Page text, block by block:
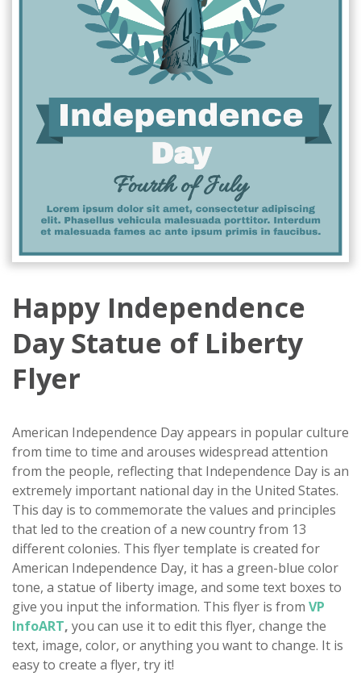
Happy Independence
Day Statue of Liberty
Flyer
American Independence Day appears in popular culture
from time to time and arouses widespread attention
from the people, reflecting that Independence Day is an
extremely important national day in the United States.
This day is to commemorate the values and principles
that led to the creation of a new country from 13
different colonies. This flyer template is created for
American Independence Day, it has a green-blue color
tone, a statue of liberty image, and some text boxes to
give you input the information. This flyer is from VP
InfoART, you can use it to edit this flyer, change the
text, image, color, or anything you want to change. It is
easy to create a flyer, try it!